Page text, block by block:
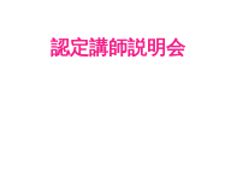
認定講師説明会